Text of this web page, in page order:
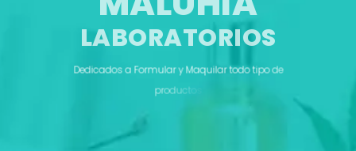
LABORATORIOS
Dedicadosa Formulary Maquilartodotipode
product